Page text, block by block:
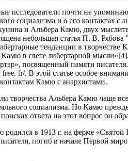
исследователи почти не
социализма и о его контактах
и Альбера Камю, двух
небольшая статья П. В.
тенденции в творчестве
Камю в свете либертарной
посвященный памяти
free. fr/. В этой статье особое
Камю с анархистами.
творчества Альбера Камю чаще
социализма. Но Камю
ответа на этот вопрос он
родился в 1913 г. на ферме
погиб в начале Первой